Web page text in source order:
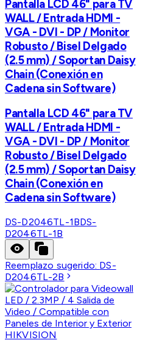
Pantalla LCD 46" para TV
WALL / Entrada HDMI -
VGA - DVI - DP / Monitor
Robusto / Bisel Delgado
(2.5 mm) / Soportan Daisy
Chain (Conexión en
Cadena sin Software)
Pantalla LCD 46" para TV
WALL / Entrada HDMI -
VGA - DVI - DP / Monitor
Robusto / Bisel Delgado
(2.5 mm) / Soportan Daisy
Chain (Conexión en
Cadena sin Software)
DS-D2046TL-1BDS-
D2046TL-1B
Reemplazo sugerido: DS-
D2046TL-2B
HIKVISION